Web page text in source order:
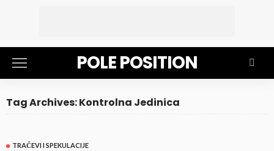
POLE POSITION
Tag Archives: Kontrolna Jedinica
TRAČEVI I SPEKULACIJE